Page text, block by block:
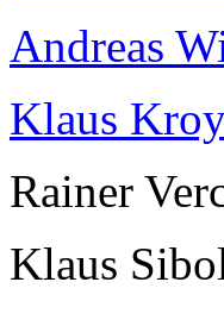
Andreas
Klaus
Rainer
Klaus